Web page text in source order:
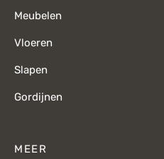
Meubelen
Vloeren
Slapen
Gordijnen
MEER